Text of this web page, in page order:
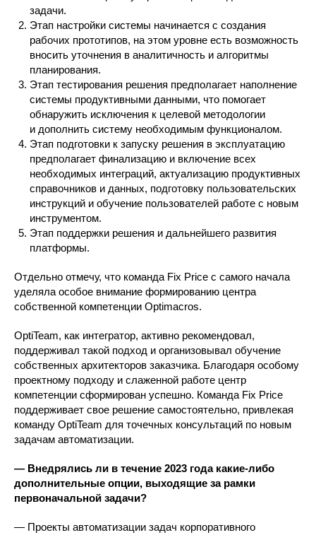
задачи.
Этап настройки системы начинается с создания
рабочих прототипов, на этом уровне есть возможность
вносить уточнения в аналитичность и алгоритмы
планирования.
Этап тестирования решения предполагает наполнение
системы продуктивными данными, что помогает
обнаружить исключения к целевой методологии
и дополнить систему необходимым функционалом.
Этап подготовки к запуску решения в эксплуатацию
предполагает финализацию и включение всех
необходимых интеграций, актуализацию продуктивных
справочников и данных, подготовку пользовательских
инструкций и обучение пользователей работе с новым
инструментом.
Этап поддержки решения и дальнейшего развития
платформы.
Отдельно отмечу, что команда Fix Price с самого начала
уделяла особое внимание формированию центра
собственной компетенции Optimacros.
OptiTeam, как интегратор, активно рекомендовал,
поддерживал такой подход и организовывал обучение
собственных архитекторов заказчика. Благодаря особому
проектному подходу и слаженной работе центр
компетенции сформирован успешно. Команда Fix Price
поддерживает свое решение самостоятельно, привлекая
команду OptiTeam для точечных консультаций по новым
задачам автоматизации.
— Внедрялись ли в течение 2023 года какие-либо
дополнительные опции, выходящие за рамки
первоначальной задачи?
— Проекты автоматизации задач корпоративного